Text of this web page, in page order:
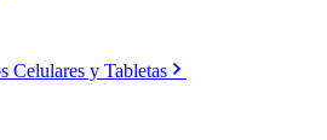
Celulares y Tabletas